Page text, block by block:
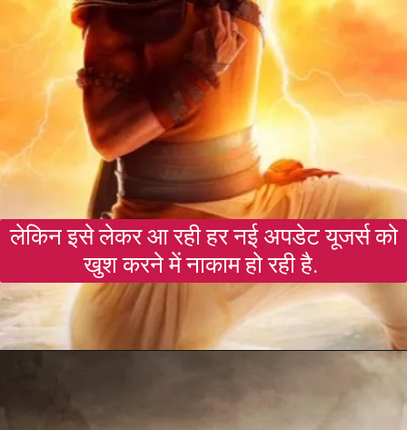
लेकिन इसे लेकर आ रही हर नई अपडेट यूजर्स को
खुश करने में नाकाम हो रही है.